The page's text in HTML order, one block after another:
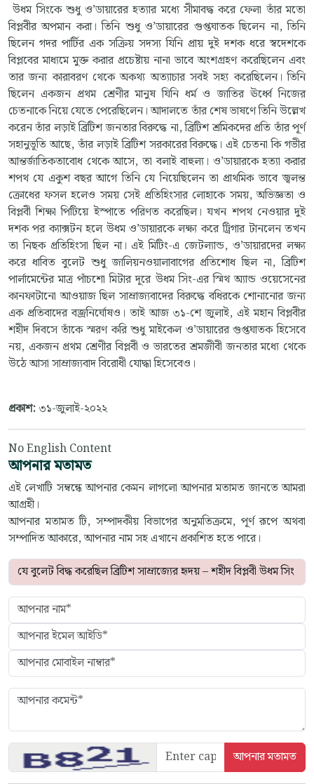
উধম সিংকে শুধু ও’ডায়ারের হত্যার মধ্যে সীমাবদ্ধ করে ফেলা তাঁর মতো
বিপ্লবীর অপমান করা। তিনি শুধু ও’ডায়ারের গুপ্তঘাতক ছিলেন না, তিনি
ছিলেন গদর পার্টির এক সক্রিয় সদস্য যিনি প্রায় দুই দশক ধরে স্বদেশকে
বিপ্লবের মাধ্যমে মুক্ত করার প্রচেষ্টায় নানা ভাবে অংশগ্রহণ করেছিলেন এবং
তার জন্য কারাবরণ থেকে অকথ্য অত্যাচার সবই সহ্য করেছিলেন। তিনি
ছিলেন একজন প্রথম শ্রেণীর মানুষ যিনি ধর্ম ও জাতির ঊর্ধ্বে নিজের
চেতনাকে নিয়ে যেতে পেরেছিলেন। আদালতে তাঁর শেষ ভাষণে তিনি উল্লেখ
করেন তাঁর লড়াই ব্রিটিশ জনতার বিরুদ্ধে না, ব্রিটিশ শ্রমিকদের প্রতি তাঁর পূর্ণ
সহানুভূতি আছে, তাঁর লড়াই ব্রিটিশ সরকারের বিরুদ্ধে। এই চেতনা কি গভীর
আন্তর্জাতিকতাবোধ থেকে আসে, তা বলাই বাহুল্য। ও’ডায়ারকে হত্যা করার
শপথ যে একুশ বছর আগে তিনি যে নিয়েছিলেন তা প্রাথমিক ভাবে জ্বলন্ত
ক্রোধের ফসল হলেও সময় সেই প্রতিহিংসার লোহাকে সময়, অভিজ্ঞতা ও
বিপ্লবী শিক্ষা পিটিয়ে ইস্পাতে পরিণত করেছিল। যখন শপথ নেওয়ার দুই
দশক পর ক্যাক্সটন হলে উধম ও’ডায়ারকে লক্ষ্য করে ট্রিগার টানলেন তখন
তা নিছক প্রতিহিংসা ছিল না। এই মিটিং-এ জেটল্যান্ড, ও’ডায়ারদের লক্ষ্য
করে ধাবিত বুলেট শুধু জালিয়নওয়ালাবাগের প্রতিশোধ ছিল না, ব্রিটিশ
পার্লামেন্টের মাত্র পাঁচশো মিটার দূরে উধম সিং-এর স্মিথ অ্যান্ড ওয়েসেনের
কানফাটানো আওয়াজ ছিল সাম্রাজ্যবাদের বিরুদ্ধে বধিরকে শোনানোর জন্য
এক প্রতিবাদের বজ্রনির্ঘোষও। তাই আজ ৩১-শে জুলাই, এই মহান বিপ্লবীর
শহীদ দিবসে তাঁকে স্মরণ করি শুধু মাইকেল ও’ডায়ারের গুপ্তঘাতক হিসেবে
নয়, একজন প্রথম শ্রেণীর বিপ্লবী ও ভারতের শ্রমজীবী জনতার মধ্যে থেকে
উঠে আসা সাম্রাজ্যবাদ বিরোধী যোদ্ধা হিসেবেও।
প্রকাশ: ৩১-জুলাই-২০২২
No English Content
আপনার মতামত
এই লেখাটি সম্বন্ধে আপনার কেমন লাগলো আপনার মতামত জানতে আমরা
আগ্রহী।
আপনার মতামত টি, সম্পাদকীয় বিভাগের অনুমতিক্রমে, পূর্ণ রূপে অথবা
সম্পাদিত আকারে, আপনার নাম সহ এখানে প্রকাশিত হতে পারে।